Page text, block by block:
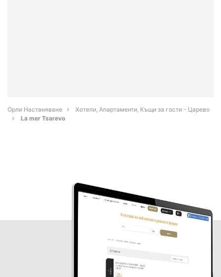
Орли Настаняване
Хотели, Апартаменти, Къщи за гости - Царево
La mer Tsarevo